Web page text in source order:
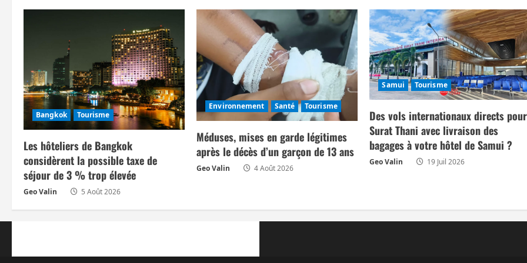
i
o
n
d
’
a
Bangkok Tourisme
Les hôteliers de Bangkok
considèrent la possible taxe de
séjour de 3 % trop élevée
Geo Valin 5 Août 2026
Environnement Santé Tourisme
Méduses, mises en garde légitimes
après le décès d’un garçon de 13 ans
Geo Valin 4 Août 2026
Samui Tourisme
Des vols internationaux directs pour
Surat Thani avec livraison des
bagages à votre hôtel de Samui ?
Geo Valin 19 Juil 2026